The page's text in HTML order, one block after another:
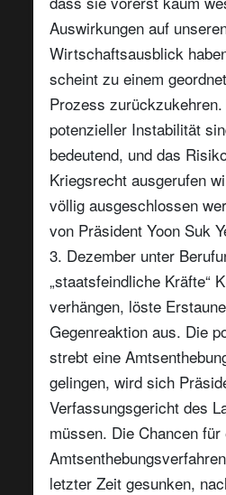
Auswirkungen auf
Wirtschaftsausblick
scheint zu einem
Prozess
potenzieller Instabilität
bedeutend, und das
Kriegsrecht ausgerufen
völlig ausgeschlossen
von Präsident Yoon Suk
3. Dezember unter
„staatsfeindliche Kräfte“
verhängen, löste
Gegenreaktion aus. Die
strebt eine
gelingen, wird sich
Verfassungsgericht des
müssen. Die Chancen
letzter Zeit gesunken,
Email
Titel
Name
Wohnsitzland
Ich bin weder in den USA
Ihre Informationen werden
unserer